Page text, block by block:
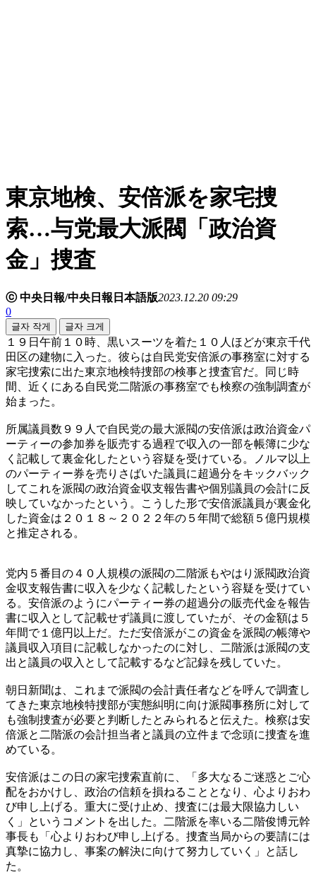
東京地検、安倍派を家宅捜
索…与党最大派閥「政治資
金」捜査
ⓒ 中央日報/中央日報日本語版2023.12.20 09:29
0
글자 작게 글자 크게
１９日午前１０時、黒いスーツを着た１０人ほどが東京千代
田区の建物に入った。彼らは自民党安倍派の事務室に対する
家宅捜索に出た東京地検特捜部の検事と捜査官だ。同じ時
間、近くにある自民党二階派の事務室でも検察の強制調査が
始まった。
所属議員数９９人で自民党の最大派閥の安倍派は政治資金パ
ーティーの参加券を販売する過程で収入の一部を帳簿に少な
く記載して裏金化したという容疑を受けている。ノルマ以上
のパーティー券を売りさばいた議員に超過分をキックバック
してこれを派閥の政治資金収支報告書や個別議員の会計に反
映していなかったという。こうした形で安倍派議員が裏金化
した資金は２０１８～２０２２年の５年間で総額５億円規模
と推定される。
党内５番目の４０人規模の派閥の二階派もやはり派閥政治資
金収支報告書に収入を少なく記載したという容疑を受けてい
る。安倍派のようにパーティー券の超過分の販売代金を報告
書に収入として記載せず議員に渡していたが、その金額は５
年間で１億円以上だ。ただ安倍派がこの資金を派閥の帳簿や
議員収入項目に記載しなかったのに対し、二階派は派閥の支
出と議員の収入として記載するなど記録を残していた。
朝日新聞は、これまで派閥の会計責任者などを呼んで調査し
てきた東京地検特捜部が実態糾明に向け派閥事務所に対して
も強制捜査が必要と判断したとみられると伝えた。検察は安
倍派と二階派の会計担当者と議員の立件まで念頭に捜査を進
めている。
安倍派はこの日の家宅捜索直前に、「多大なるご迷惑とご心
配をおかけし、政治の信頼を損ねることとなり、心よりおわ
び申し上げる。重大に受け止め、捜査には最大限協力しい
く」というコメントを出した。二階派を率いる二階俊博元幹
事長も「心よりおわび申し上げる。捜査当局からの要請には
真摯に協力し、事案の解決に向けて努力していく」と話し
た。